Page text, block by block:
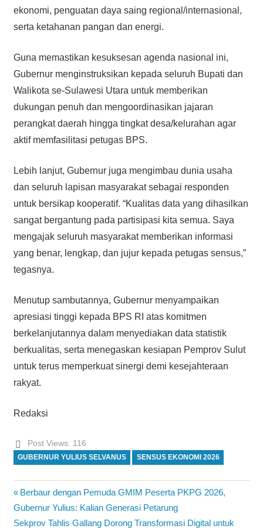
ekonomi, penguatan daya saing regional/internasional,
serta ketahanan pangan dan energi.
Guna memastikan kesuksesan agenda nasional ini,
Gubernur menginstruksikan kepada seluruh Bupati dan
Walikota se-Sulawesi Utara untuk memberikan
dukungan penuh dan mengoordinasikan jajaran
perangkat daerah hingga tingkat desa/kelurahan agar
aktif memfasilitasi petugas BPS.
Lebih lanjut, Gubernur juga mengimbau dunia usaha
dan seluruh lapisan masyarakat sebagai responden
untuk bersikap kooperatif. “Kualitas data yang dihasilkan
sangat bergantung pada partisipasi kita semua. Saya
mengajak seluruh masyarakat memberikan informasi
yang benar, lengkap, dan jujur kepada petugas sensus,”
tegasnya.
Menutup sambutannya, Gubernur menyampaikan
apresiasi tinggi kepada BPS RI atas komitmen
berkelanjutannya dalam menyediakan data statistik
berkualitas, serta menegaskan kesiapan Pemprov Sulut
untuk terus memperkuat sinergi demi kesejahteraan
rakyat.
Redaksi
Post Views: 116
GUBERNUR YULIUS SELVANUS SENSUS EKONOMI 2026
Navigasi
pos
Previous
Post:
Berbaur dengan Pemuda GMIM Peserta PKPG 2026,
Gubernur Yulius: Kalian Generasi Petarung
Next
Sekprov Tahlis Gallang Dorong Transformasi Digital untuk